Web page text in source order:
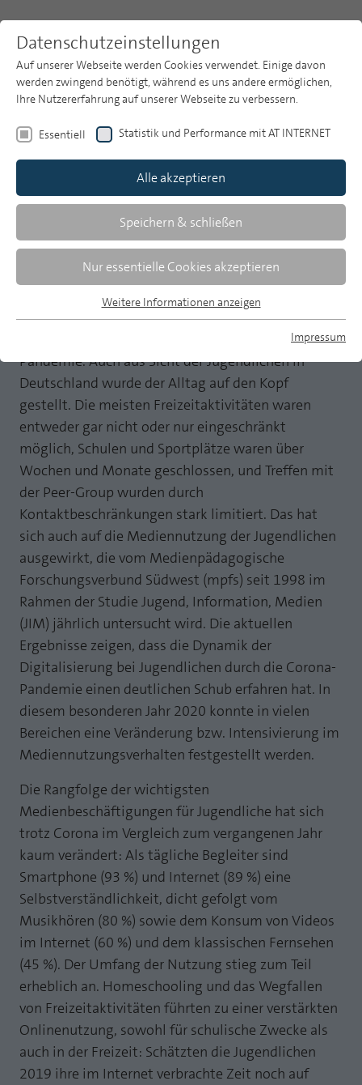
MP auf Mastodon
MP auf LinkedIn
Newsletter
Publikationsarchiv
Heft 1
Jugend, Information, Medien
Ergebnisse der JIM-Studie 2020
Das Jahr 2020 stand ganz im Zeichen der Corona-
Pandemie. Auch aus Sicht der Jugendlichen in
Deutschland wurde der Alltag auf den Kopf
gestellt. Die meisten Freizeitaktivitäten waren
entweder gar nicht oder nur eingeschränkt
möglich, Schulen und Sportplätze waren über
Wochen und Monate geschlossen, und Treffen mit
der Peer-Group wurden durch
Kontaktbeschränkungen stark limitiert. Das hat
sich auch auf die Mediennutzung der Jugendlichen
ausgewirkt, die vom Medienpädagogische
Forschungsverbund Südwest (mpfs) seit 1998 im
Rahmen der Studie Jugend, Information, Medien
(JIM) jährlich untersucht wird. Die aktuellen
Ergebnisse zeigen, dass die Dynamik der
Digitalisierung bei Jugendlichen durch die Corona-
Pandemie einen deutlichen Schub erfahren hat. In
diesem besonderen Jahr 2020 konnte in vielen
Bereichen eine Veränderung bzw. Intensivierung im
Mediennutzungsverhalten festgestellt werden.
Die Rangfolge der wichtigsten
Medienbeschäftigungen für Jugendliche hat sich
trotz Corona im Vergleich zum vergangenen Jahr
kaum verändert: Als tägliche Begleiter sind
Smartphone (93 %) und Internet (89 %) eine
Selbstverständlichkeit, dicht gefolgt vom
Musikhören (80 %) sowie dem Konsum von Videos
im Internet (60 %) und dem klassischen Fernsehen
(45 %). Der Umfang der Nutzung stieg zum Teil
erheblich an. Homeschooling und das Wegfallen
von Freizeitaktivitäten führten zu einer verstärkten
Onlinenutzung, sowohl für schulische Zwecke als
auch in der Freizeit: Schätzten die Jugendlichen
2019 ihre im Internet verbrachte Zeit noch auf
Datenschutzeinstellungen
Auf unserer Webseite werden Cookies verwendet. Einige davon
werden zwingend benötigt, während es uns andere ermöglichen,
Ihre Nutzererfahrung auf unserer Webseite zu verbessern.
Essentiell Statistik und Performance mit AT INTERNET
Alle akzeptieren
Speichern & schließen
Nur essentielle Cookies akzeptieren
Essentielle Cookies werden für grundlegende Funktionen der
Webseite einwandfrei funktioniert.
Name fe_typo_user
Anbieter TYPO3
Laufzeit Session
Cookie von TYPO3. Es speichert im Falle
eines Benutzer-Logins die Session ID
mithilfe derer der eingeloggte User
wiedererkannt wird, um ihm Zugang zu
geschützten Bereichen zu gewähren.
Name PHPSESSID
Laufzeit Ende der Sitzung
Zweck PHPs Standard Sitzungs Identifikation
Cookie-Informationen anzeigen
Statistik und Performance mit AT INTERNET
CROSS-DEVICE ANALYTICS LÖSUNG
Name atidvisitor
Anbieter AT INTERNET
Laufzeit 1 Jahr
Zweck
Cookie von AT INTERNET zur Steuerung der
erweiterten Script- und Ereignisbehandlung
Name atuserid
Anbieter AT INTERNET
Laufzeit 1 Jahr
Zweck
erweiterten Script- und Ereignisbehandlung
Cookie-Informationen anzeigen
Weitere Informationen anzeigen
Impressum